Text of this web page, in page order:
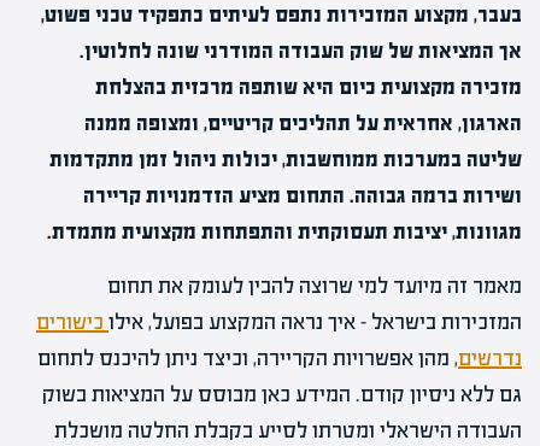
בעבר, מקצוע המזכירות נתפס לעיתים כתפקיד טכני פשוט,
אך המציאות של שוק העבודה המודרני שונה לחלוטין.
מזכירה מקצועית כיום היא שותפה מרכזית בהצלחת
הארגון, אחראית על תהליכים קריטיים, ומצופה ממנה
שליטה במערכות ממוחשבות, יכולות ניהול זמן מתקדמות
ושירות ברמה גבוהה. התחום מציע הזדמנויות קריירה
מגוונות, יציבות תעסוקתית והתפתחות מקצועית מתמדת.
מאמר זה מיועד למי שרוצה להבין לעומק את תחום
המזכירות בישראל – איך נראה המקצוע בפועל, אילו כישורים
נדרשים, מהן אפשרויות הקריירה, וכיצד ניתן להיכנס לתחום
גם ללא ניסיון קודם. המידע כאן מבוסס על המציאות בשוק
העבודה הישראלי ומטרתו לסייע בקבלת החלטה מושכלת